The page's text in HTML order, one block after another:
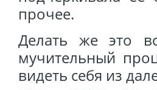
прочее.
Делать же это
мучительный
видеть себя из